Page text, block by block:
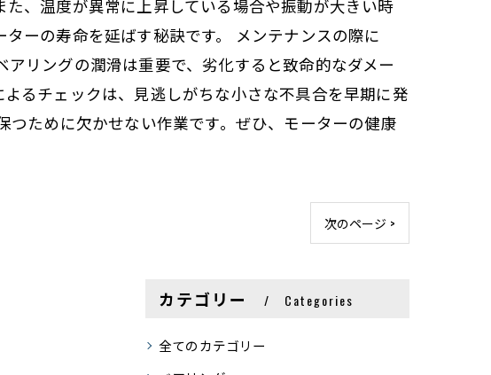
、温度が異常に上昇している場合や振動が大きい時
ーの寿命を延ばす秘訣です。 メンテナンスの際に
リングの潤滑は重要で、劣化すると致命的なダメー
るチェックは、見逃しがちな小さな不具合を早期に発
ために欠かせない作業です。ぜひ、モーターの健康
次のページ >
カテゴリー Categories
全てのカテゴリー